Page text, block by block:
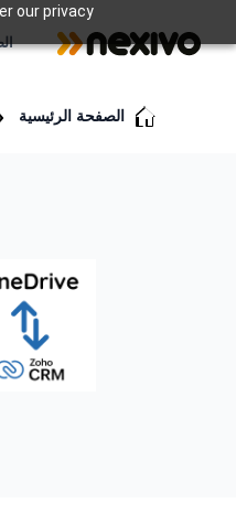
our privacy
الصفحة الرئيسية